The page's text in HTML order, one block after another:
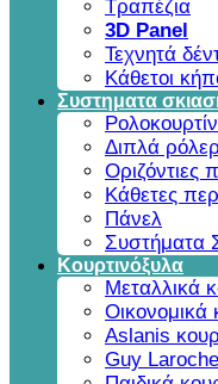
Τραπέζια
3D Panel
Τεχνητά
Κάθετοι
Συστηματα
Διπλά
Οριζόντιες
Κάθετες
Πάνελ
Συστήματα
Κουρτινόξυλα
Μεταλλικά
Οικονομικά
Aslanis
Guy